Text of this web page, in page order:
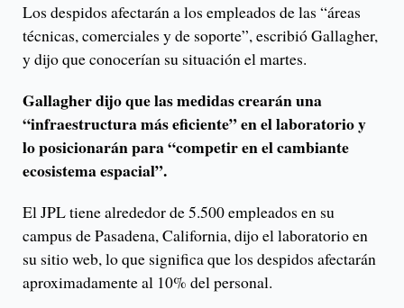
Los despidos afectarán a los empleados de las “áreas
técnicas, comerciales y de soporte”, escribió Gallagher,
y dijo que conocerían su situación el martes.
Gallagher dijo que las medidas crearán una
“infraestructura más eficiente” en el laboratorio y
lo posicionarán para “competir en el cambiante
ecosistema espacial”.
El JPL tiene alrededor de 5.500 empleados en su
campus de Pasadena, California, dijo el laboratorio en
su sitio web, lo que significa que los despidos afectarán
aproximadamente al 10% del personal.